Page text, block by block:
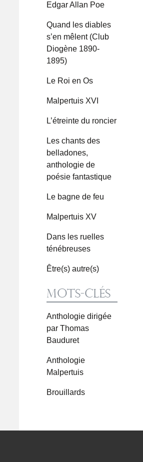
Edgar Allan Poe
Quand les diables
s’en mêlent (Club
Diogène 1890-
1895)
Le Roi en Os
Malpertuis XVI
L’étreinte du roncier
Les chants des
belladones,
anthologie de
poésie fantastique
Le bagne de feu
Malpertuis XV
Dans les ruelles
ténébreuses
Être(s) autre(s)
Mots-clés
Anthologie dirigée
par Thomas
Bauduret
Anthologie
Malpertuis
Brouillards